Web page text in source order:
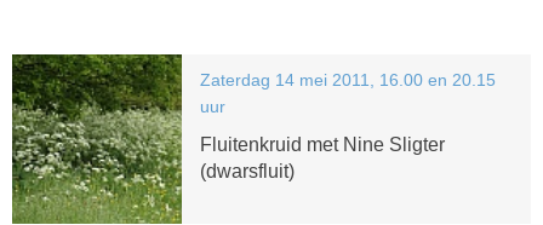
Zaterdag 14 mei 2011, 16.00 en 20.15
uur
Fluitenkruid met Nine Sligter
(dwarsfluit)